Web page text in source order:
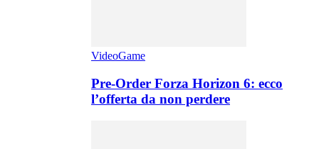
VideoGame
Pre-Order Forza Horizon 6: ecco
l’offerta da non perdere